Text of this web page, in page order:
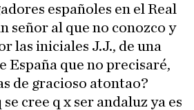
españoles en el Real
señor al que no conozco y
las iniciales J.J., de una
España que no precisaré,
de gracioso atontao?
cree q x ser andaluz ya es